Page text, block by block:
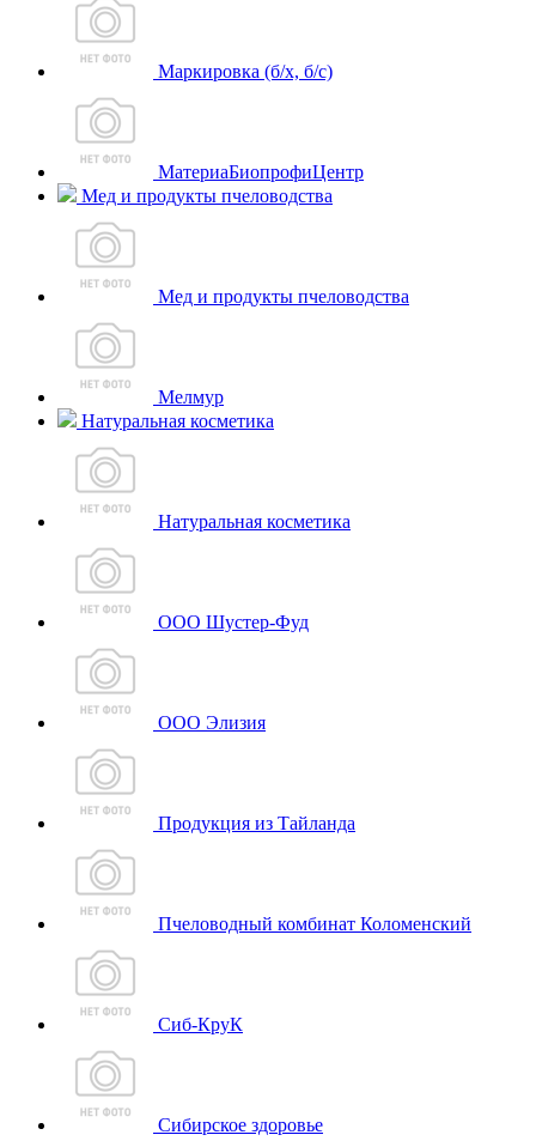
Маркировка (б/х, б/с)
МатериаБиопрофиЦентр
Мед и продукты пчеловодства
Мед и продукты пчеловодства
Мелмур
Натуральная косметика
Натуральная косметика
ООО Шустер-Фуд
ООО Элизия
Продукция из Тайланда
Пчеловодный комбинат Коломенский
Сиб-КруК
Сибирское здоровье